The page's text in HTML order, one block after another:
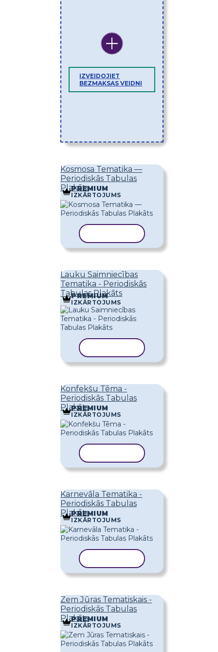
IZVEIDOJIET
BEZMAKSAS VEIDNI
Kosmosa Tematika —
Periodiskās Tabulas
Plakāts
PREMIUM
IZKĀRTOJUMS
Lauku Saimniecības
Tematika - Periodiskās
Tabulas Plakāts
PREMIUM
IZKĀRTOJUMS
Konfekšu Tēma -
Periodiskās Tabulas
Plakāts
PREMIUM
IZKĀRTOJUMS
Karnevāla Tematika -
Periodiskās Tabulas
Plakāts
PREMIUM
IZKĀRTOJUMS
Zem Jūras Tematiskais -
Periodiskās Tabulas
Plakāts
PREMIUM
IZKĀRTOJUMS